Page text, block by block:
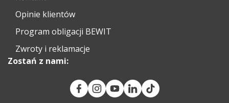
Opinie klientów
Program obligacji BEWIT
Zwroty i reklamacje
Zostań z nami: